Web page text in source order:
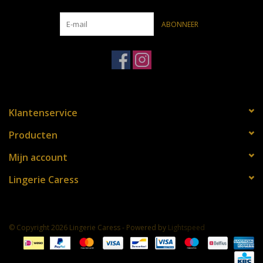
ABONNEER
Klantenservice
Producten
Mijn account
Lingerie Caress
© Copyright 2026 Lingerie Caress - Powered by Lightspeed